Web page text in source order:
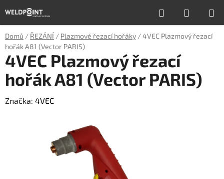
na
obsah
Hledat
KOŠÍK
Domů / ŘEZÁNÍ / Plazmové řezací hořáky /4VEC Plazmový řezací
hořák A81 (Vector PARIS)
4VEC Plazmový řezací
hořák A81 (Vector PARIS)
Značka: 4VEC